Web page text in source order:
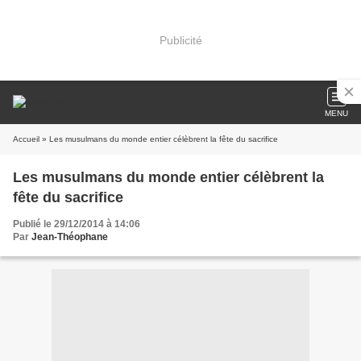
Publicité
MENU
Accueil » Les musulmans du monde entier célèbrent la fête du sacrifice
Les musulmans du monde entier célèbrent la
fête du sacrifice
Publié le 29/12/2014 à 14:06
Par Jean-Théophane